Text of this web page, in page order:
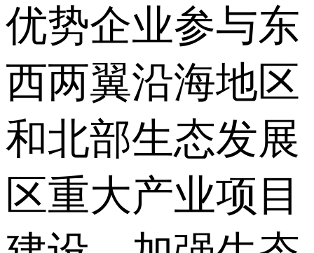
优势企业参与东
西两翼沿海地区
和北部生态发展
区重大产业项目